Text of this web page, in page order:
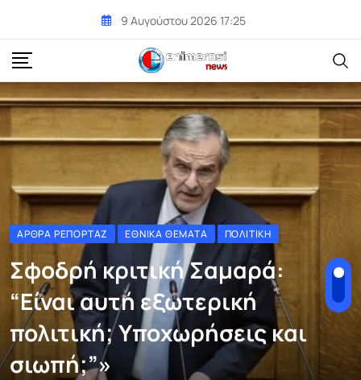
content
9 Αυγούστου 2026 17:25
ΆΡΘΡΑ ΡΕΠΟΡΤΆΖ ΕΘΝΙΚΆ ΘΈΜΑΤΑ ΠΟΛΙΤΙΚΉ
Σφοδρή κριτική Σαμαρά:
“Είναι αυτή εξωτερική
πολιτική; Υποχωρήσεις και
σιωπή;”»